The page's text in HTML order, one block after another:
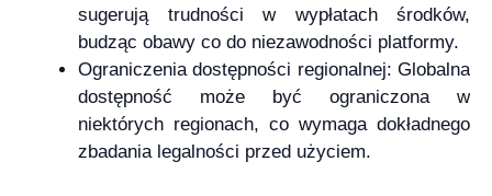
sugerują trudności w wypłatach środków,
budząc obawy co do niezawodności platformy.
Ograniczenia dostępności regionalnej: Globalna
dostępność może być ograniczona w
niektórych regionach, co wymaga dokładnego
zbadania legalności przed użyciem.